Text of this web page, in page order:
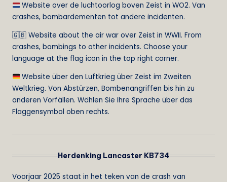
Website over de luchtoorlog boven Zeist in WO2. Van
crashes, bombardementen tot andere incidenten.
🇬🇧 Website about the air war over Zeist in WWII. From
crashes, bombings to other incidents. Choose your
language at the flag icon in the top right corner.
Website über den Luftkrieg über Zeist im Zweiten
Weltkrieg. Von Abstürzen, Bombenangriffen bis hin zu
anderen Vorfällen. Wählen Sie Ihre Sprache über das
Flaggensymbol oben rechts.
Herdenking Lancaster KB734
Voorjaar 2025 staat in het teken van de crash van